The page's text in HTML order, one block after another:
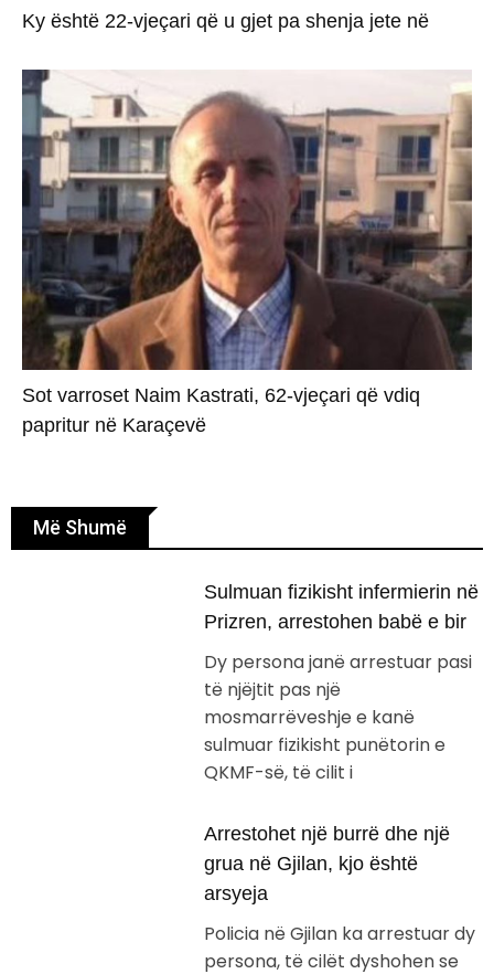
Ky është 22-vjeçari që u gjet pa shenja jete në
Sot varroset Naim Kastrati, 62-vjeçari që vdiq
papritur në Karaçevë
Më Shumë
Sulmuan fizikisht infermierin në
Prizren, arrestohen babë e bir
Dy persona janë arrestuar pasi
të njëjtit pas një
mosmarrëveshje e kanë
sulmuar fizikisht punëtorin e
QKMF-së, të cilit i
Arrestohet një burrë dhe një
grua në Gjilan, kjo është
arsyeja
Policia në Gjilan ka arrestuar dy
persona, të cilët dyshohen se